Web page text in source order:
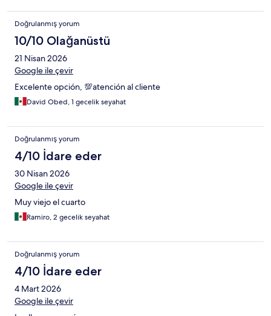
Doğrulanmış yorum
10/10 Olağanüstü
21 Nisan 2026
Google ile çevir
Excelente opción, 💯atención al cliente
David Obed, 1 gecelik seyahat
Doğrulanmış yorum
4/10 İdare eder
30 Nisan 2026
Google ile çevir
Muy viejo el cuarto
Ramiro, 2 gecelik seyahat
Doğrulanmış yorum
4/10 İdare eder
4 Mart 2026
Google ile çevir